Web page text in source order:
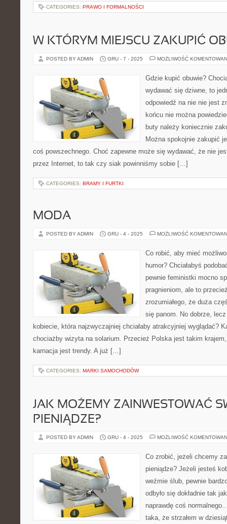
CATEGORIES: PRAWO I FORMALNOŚCI
W KTÓRYM MIEJSCU ZAKUPIĆ
POSTED BY ADMIN GRU - 7 - 2025 MOŻLIWOŚĆ
Gdzie kupić obuwie?
wydawać się dziwne, to
odpowiedź na nie nie jest
końcu nie można
buty należy koniecznie
Można spokojnie zakupić
coś powszechnego. Choć zapewne może się wydawać, że nie
przez Internet, to tak czy siak powinniśmy sobie […]
CATEGORIES: BRAMY I FURTKI
MODA
POSTED BY ADMIN GRU - 4 - 2025 MOŻLIWOŚĆ
Co robić, aby mieć
humor? Chciałabyś
pewnie feministki mocno
pragnieniom, ale to
zrozumiałego, że duża
się panom. No dobrze,
kobiecie, która najzwyczajniej chciałaby atrakcyjniej wyglądać?
chociażby wizyta na solarium. Przecież Polska jest takim
karnacja jest trendy. A już […]
CATEGORIES: MARKI SAMOCHODÓW
JAK MOŻEMY ZAINWESTOWAĆ
PIENIĄDZE?
POSTED BY ADMIN GRU - 4 - 2025 MOŻLIWOŚĆ
Co zrobić, jeżeli chcemy
pieniądze? Jeżeli jesteś
weźmie ślub, pewnie
odbyło się dokładnie tak
naprawdę coś
taka, że strzałem w